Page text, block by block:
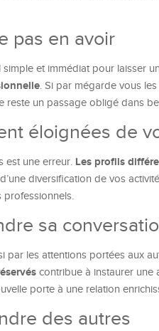
pas en avoir
et immédiat pour laisser
. Si par mégarde vous
un passage obligé dans
éloignées de
est une erreur. Les profils
diversification de vos
professionnels.
sa
par les attentions portées aux
contribue à instaurer une
porte à une relation
des autres